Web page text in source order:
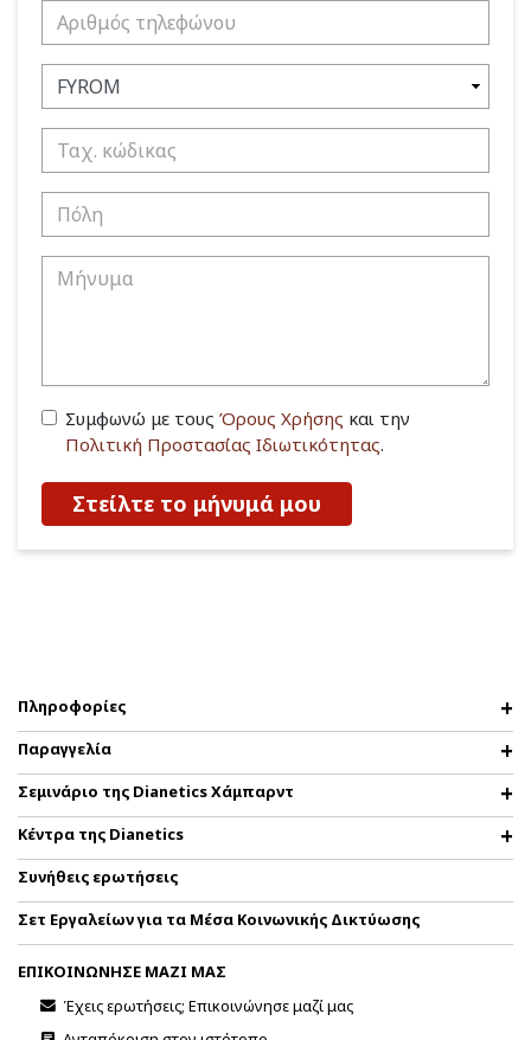
Συμφωνώ με τους Όρους Χρήσης και την
Πολιτική Προστασίας Ιδιωτικότητας.
Στείλτε το μήνυμά μου
Πληροφορίες
Παραγγελία
Σεμινάριο της Dianetics Χάμπαρντ
Κέντρα της Dianetics
Συνήθεις ερωτήσεις
Σετ Εργαλείων για τα Μέσα Κοινωνικής Δικτύωσης
ΕΠΙΚΟΙΝΩΝΗΣΕ ΜΑΖΙ ΜΑΣ
Έχεις ερωτήσεις; Επικοινώνησε μαζί μας